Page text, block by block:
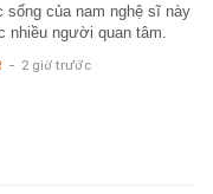
sống của nam nghệ sĩ này
nhiều người quan tâm.
- 2 giờ trước